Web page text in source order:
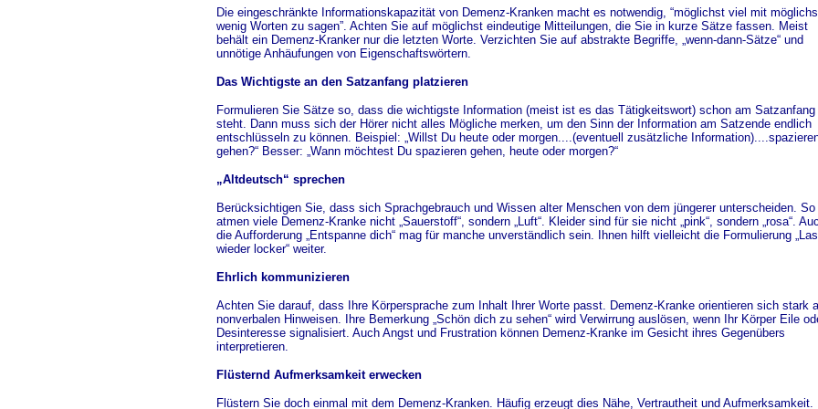
Die eingeschränkte Informationskapazität von Demenz-Kranken macht es notwendig, “möglichst viel mit
wenig Worten zu sagen”. Achten Sie auf möglichst eindeutige Mitteilungen, die Sie in kurze Sätze fassen. Meist
behält ein Demenz-Kranker nur die letzten Worte. Verzichten Sie auf abstrakte Begriffe, „wenn-dann-Sätze“ und
unnötige Anhäufungen von Eigenschaftswörtern.
Das Wichtigste an den Satzanfang platzieren
Formulieren Sie Sätze so, dass die wichtigste Information (meist ist es das Tätigkeitswort) schon am Satzanfang
steht. Dann muss sich der Hörer nicht alles Mögliche merken, um den Sinn der Information am Satzende endlich
entschlüsseln zu können. Beispiel: „Willst Du heute oder morgen....(eventuell zusätzliche
gehen?“ Besser: „Wann möchtest Du spazieren gehen, heute oder morgen?“
„Altdeutsch“ sprechen
Berücksichtigen Sie, dass sich Sprachgebrauch und Wissen alter Menschen von dem jüngerer unterscheiden. So
atmen viele Demenz-Kranke nicht „Sauerstoff“, sondern „Luft“. Kleider sind für sie nicht „pink“, sondern „rosa“.
die Aufforderung „Entspanne dich“ mag für manche unverständlich sein. Ihnen hilft vielleicht die Formulierung
wieder locker“ weiter.
Ehrlich kommunizieren
Achten Sie darauf, dass Ihre Körpersprache zum Inhalt Ihrer Worte passt. Demenz-Kranke orientieren sich stark
nonverbalen Hinweisen. Ihre Bemerkung „Schön dich zu sehen“ wird Verwirrung auslösen, wenn Ihr Körper Eile
Desinteresse signalisiert. Auch Angst und Frustration können Demenz-Kranke im Gesicht ihres Gegenübers
interpretieren.
Flüsternd Aufmerksamkeit erwecken
Flüstern Sie doch einmal mit dem Demenz-Kranken. Häufig erzeugt dies Nähe, Vertrautheit und Aufmerksamkeit.